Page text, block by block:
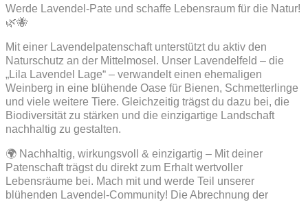
Werde Lavendel-Pate und schaffe Lebensraum für die Natur!
🌿🐝
Mit einer Lavendelpatenschaft unterstützt du aktiv den
Naturschutz an der Mittelmosel. Unser Lavendelfeld – die
„Lila Lavendel Lage“ – verwandelt einen ehemaligen
Weinberg in eine blühende Oase für Bienen, Schmetterlinge
und viele weitere Tiere. Gleichzeitig trägst du dazu bei, die
Biodiversität zu stärken und die einzigartige Landschaft
nachhaltig zu gestalten.
🌍 Nachhaltig, wirkungsvoll & einzigartig – Mit deiner
Patenschaft trägst du direkt zum Erhalt wertvoller
Lebensräume bei. Mach mit und werde Teil unserer
blühenden Lavendel-Community! Die Abrechnung der